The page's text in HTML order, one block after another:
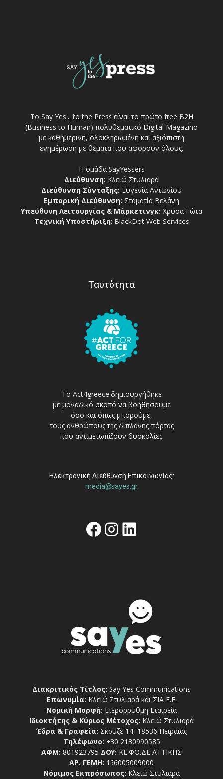
Το Say Yes... to the Press είναι το πρώτο free Β2Η
(Business to Human) πολυθεματικό Digital Magazino
με καθημερινή, ολοκληρωμένη και αξιόπιστη
ενημέρωση με θέματα που αφορούν όλους.
Η ομάδα SayYessers
Διεύθυνση: Κλειώ Στυλιαρά
Διεύθυνση Σύνταξης: Ευγενία Αντωνίου
Εμπορική Διεύθυνση: Σταματία Βελάνη
Υπεύθυνη Λειτουργίας & Μάρκετινγκ: Χρύσα Γώτα
Τεχνική Υποστήριξη: BlackDot Web Services
Ταυτότητα
Το Act4greece δημιουργήθηκε
με μοναδικό σκοπό να βοηθήσουμε
όσο και όπως μπορούμε,
τους ανθρώπους της διπλανής πόρτας
που αντιμετωπίζουν δυσκολίες.
Ηλεκτρονική Διεύθυνση Επικοινωνίας:
media@sayes.gr
Facebook
Instagram
Linkedin
Διακριτικός Τίτλος: Say Yes Communications
Επωνυμία: Κλειώ Στυλιαρά και ΣΙΑ Ε.Ε.
Νομική Μορφή: Ετερόρρυθμη Εταιρεία
Ιδιοκτήτης & Κύριος Μέτοχος: Κλειώ Στυλιαρά
Έδρα & Γραφεία: Σκουζέ 14, 18536 Πειραιάς
Τηλέφωνο: +30 2130990585
ΑΦΜ: 801923795 ΔΟΥ: ΚΕ.ΦΟ.ΔΕ ΑΤΤΙΚΗΣ
ΑΡ. ΓΕΜΗ: 166005009000
Νόμιμος Εκπρόσωπος: Κλειώ Στυλιαρά